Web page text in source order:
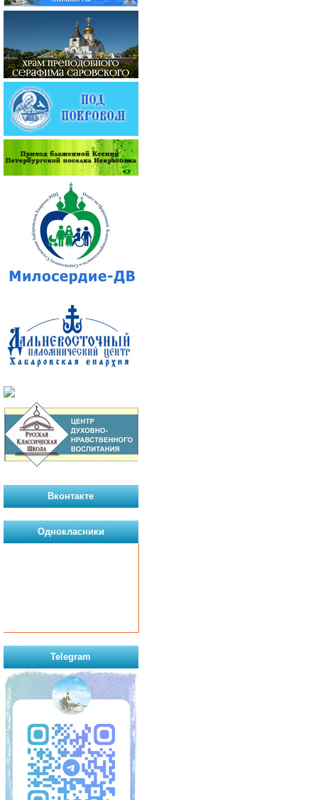
Вконтакте
Однокласники
Telegram